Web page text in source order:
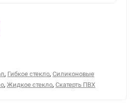
, Гибкое стекло, Силиконовые
, Жидкое стекло, Скатерть ПВХ